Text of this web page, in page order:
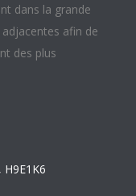
dans la grande
afin de
des plus